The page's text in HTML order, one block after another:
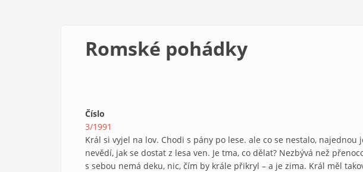
Romské pohádky
Číslo
3/1991
Král si vyjel na lov. Chodi s pány po lese. ale co se nestalo,
nevědí, jak se dostat z lesa ven. Je tma, co dělat? Nezbývá než
s sebou nemá deku, nic, čím by krále přikryl – a je zima. Král měl